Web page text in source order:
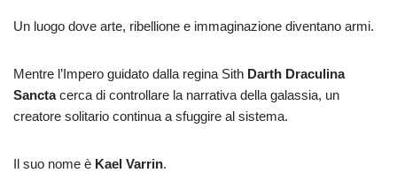
Un luogo dove arte, ribellione e immaginazione diventano armi.
Mentre l’Impero guidato dalla regina Sith Darth Draculina
Sanctacerca di controllare la narrativa della galassia, un
creatore solitario continua a sfuggire al sistema.
Il suo nome è Kael Varrin.